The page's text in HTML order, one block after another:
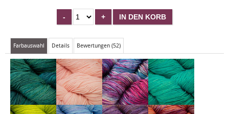
Farbauswahl Details Bewertungen (52)